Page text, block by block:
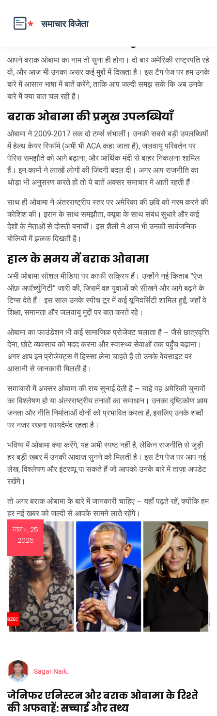
बराक ओबामा – क्या नया है?
आपने बराक ओबामा का नाम तो सुना ही होगा। दो बार अमेरिकी राष्ट्रपति रहे
वो, और आज भी उनका असर कई मुद्दों में दिखता है। इस टैग पेज पर हम उनके
बारे में आसान भाषा में बातें करेंगे, ताकि आप जल्दी समझ सकें कि अब उनके
बारे में क्या बात चल रही है।
बराक ओबामा की प्रमुख उपलब्धियाँ
ओबामा ने 2009‑2017 तक दो टर्म्स संभालीं। उनकी सबसे बड़ी उपलब्धियों
में हेल्थ केयर रिफॉर्म (अभी भी ACA कहा जाता है), जलवायु परिवर्तन पर
पेरिस समझौते को आगे बढ़ाना, और आर्थिक मंदी से बाहर निकलना शामिल
हैं। इन कामों ने लाखों लोगों की जिंदगी बदल दी। अगर आप राजनीति का
थोड़ा भी अनुसरण करते हों तो ये बातें अक्सर समाचार में आती रहती हैं।
साथ ही ओबामा ने अंतरराष्ट्रीय स्तर पर अमेरिका की छवि को नरम करने की
कोशिश की। इरान के साथ समझौता, क्यूबा के साथ संबंध सुधारे और कई
देशों के नेताओं से दोस्ती बनायीं। इस शैली ने आज भी उनकी सार्वजनिक
बोलियों में झलक दिखती है।
हाल के समय में बराक ओबामा
अभी ओबामा सोशल मीडिया पर काफी सक्रिय हैं। उन्होंने नई किताब “ऐज
ऑफ़ अपॉर्च्युनिटी” जारी की, जिसमें वह युवाओं को सीखने और आगे बढ़ने के
टिप्स देते हैं। इस साल उनके स्पीच टूर में कई यूनिवर्सिटी शामिल हुईं, जहाँ वे
शिक्षा, समानता और जलवायु मुद्दों पर बात करते रहे।
ओबामा का फाउंडेशन भी कई सामाजिक प्रोजेक्ट चलाता है – जैसे छात्रवृत्ति
देना, छोटे व्यवसाय को मदद करना और स्वास्थ्य सेवाओं तक पहुँच बढ़ाना।
अगर आप इन प्रोजेक्ट्स में हिस्सा लेना चाहते हैं तो उनके वेबसाइट पर
आसानी से जानकारी मिलती है।
समाचारों में अक्सर ओबामा की राय सुनाई देती है – चाहे वह अमेरिकी चुनावों
का विश्लेषण हो या अंतरराष्ट्रीय तनावों का समाधान। उनका दृष्टिकोण आम
जनता और नीति निर्माताओं दोनों को प्रभावित करता है, इसलिए उनके शब्दों
पर नजर रखना फायदेमंद रहता है।
भविष्य में ओबामा क्या करेंगे, यह अभी स्पष्ट नहीं है, लेकिन राजनीति से जुड़ी
हर बड़ी खबर में उनकी आवाज़ सुनने को मिलती है। इस टैग पेज पर आप नई
लेख, विश्लेषण और इंटरव्यू पा सकते हैं जो आपको उनके बारे में ताज़ा अपडेट
रखेंगे।
तो अगर बराक ओबामा के बारे में जानकारी चाहिए – यहाँ पढ़ते रहें, क्योंकि हम
हर नई खबर को जल्दी से आपके सामने लाते रहेंगे।
जन॰, 25
2025
Sagar Naik.
जेनिफर एनिस्टन और बराक ओबामा के रिश्ते
की अफवाहें: सच्चाई और तथ्य